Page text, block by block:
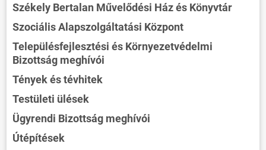
Székely Bertalan Művelődési Ház és Könyvtár
Szociális Alapszolgáltatási Központ
Településfejlesztési és Környezetvédelmi
Bizottság meghívói
Tények és tévhitek
Testületi ülések
Ügyrendi Bizottság meghívói
Útépítések